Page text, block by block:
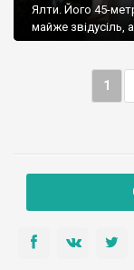
Ялти. Його 45-
майже звідусіль,
1